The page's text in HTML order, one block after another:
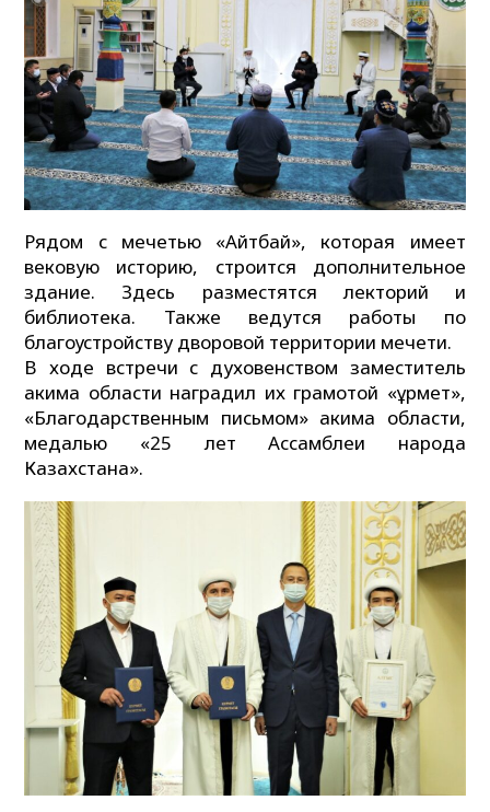
Рядом с мечетью «Айтбай», которая имеет
вековую историю, строится дополнительное
здание. Здесь разместятся лекторий и
библиотека. Также ведутся работы по
благоустройству дворовой территории мечети.
В ходе встречи с духовенством заместитель
акима области наградил их грамотой «Құрмет»,
«Благодарственным письмом» акима области,
медалью «25 лет Ассамблеи народа
Казахстана».